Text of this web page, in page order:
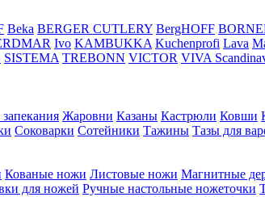
Beka BERGER CUTLERY BergHOFF
Ivo KAMBUKKA Kuchenprofi Lava
SISTEMA TREBONN VICTOR VIVA
Жаровни Казаны Кастрюли Ковши
Соковарки Сотейники Тажины Тазы для
Кованые ножи Листовые ножи Магнитные
для ножей Ручные настольные ножеточки